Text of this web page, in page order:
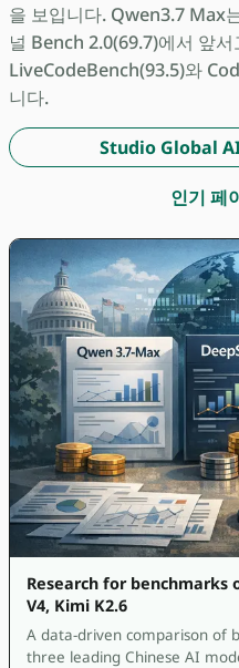
을 보입니다. Qwen3.7 Max
널 Bench 2.0(69.7)에서 앞
LiveCodeBench(93.5)와
니다.
Studio Global
인기 페
Research for benchmarks
V4, Kimi K2.6
A data-driven comparison of
three leading Chinese AI